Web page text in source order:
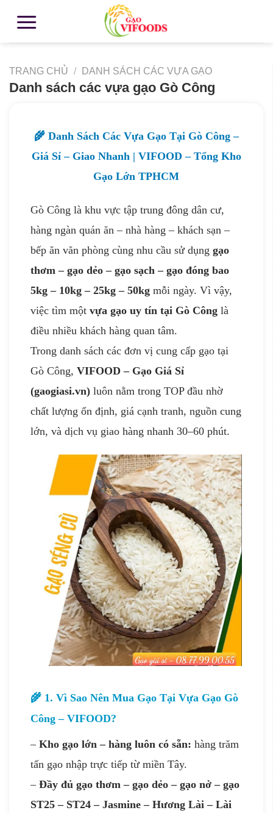
TRANG CHỦ / DANH SÁCH CÁC VỰA GẠO
Danh sách các vựa gạo Gò Công
🌾 Danh Sách Các Vựa Gạo Tại Gò Công –
Giá Sỉ – Giao Nhanh | VIFOOD – Tổng Kho
Gạo Lớn TPHCM
Gò Công là khu vực tập trung đông dân cư,
hàng ngàn quán ăn – nhà hàng – khách sạn –
bếp ăn văn phòng cùng nhu cầu sử dụng gạo
thơm – gạo dẻo – gạo sạch – gạo đóng bao
5kg – 10kg – 25kg – 50kg mỗi ngày. Vì vậy,
việc tìm một vựa gạo uy tín tại Gò Công là
điều nhiều khách hàng quan tâm.
Trong danh sách các đơn vị cung cấp gạo tại
Gò Công, VIFOOD – Gạo Giá Sỉ
(gaogiasi.vn) luôn nằm trong TOP đầu nhờ
chất lượng ổn định, giá cạnh tranh, nguồn cung
lớn, và dịch vụ giao hàng nhanh 30–60 phút.
🌾 1. Vì Sao Nên Mua Gạo Tại Vựa Gạo Gò
Công – VIFOOD?
– Kho gạo lớn – hàng luôn có sẵn: hàng trăm
tấn gạo nhập trực tiếp từ miền Tây.
– Đầy đủ gạo thơm – gạo dẻo – gạo nở – gạo
ST25 – ST24 – Jasmine – Hương Lài – Lài